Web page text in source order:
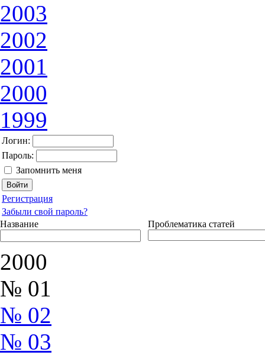
2003
2002
2001
2000
1999
Логин:
Пароль:
Запомнить меня
Регистрация
Забыли свой пароль?
Название
Проблематика статей
2000
№ 01
№ 02
№ 03